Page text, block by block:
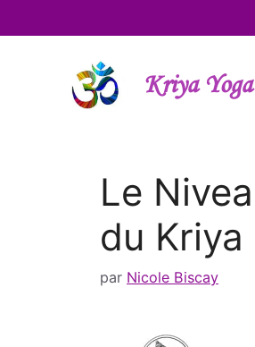
au
Kriya Yoga
Le
du
par Nicole Biscay